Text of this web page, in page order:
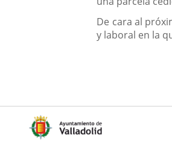
De cara al
y laboral en la